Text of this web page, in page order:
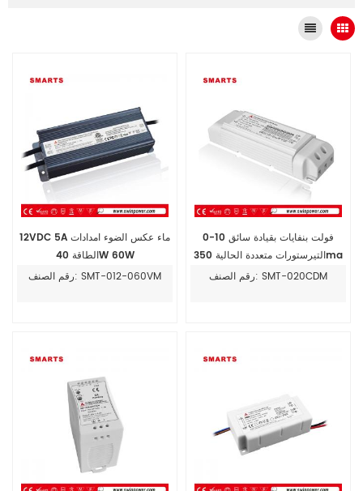
12VDC 5A ماء عكس الضوء امدادات
الطاقة 40W 60W
رقم الصنف: SMT-012-060VM
0-10 فولت بنفايات بقيادة سائق
التيرستورات متعددة الحالية 350ma
700ma 20 واط
رقم الصنف: SMT-020CDM